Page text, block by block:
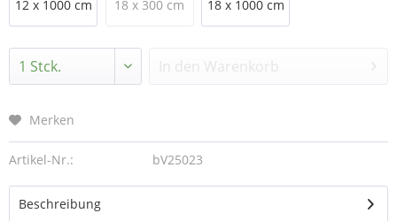
12 x 1000 cm 18 x 300 cm 18 x 1000 cm
In den Warenkorb
Merken
Artikel-Nr.: bV25023
Beschreibung